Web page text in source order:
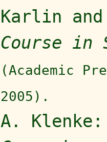
Karlin
Course in
(Academic
2005).
A.